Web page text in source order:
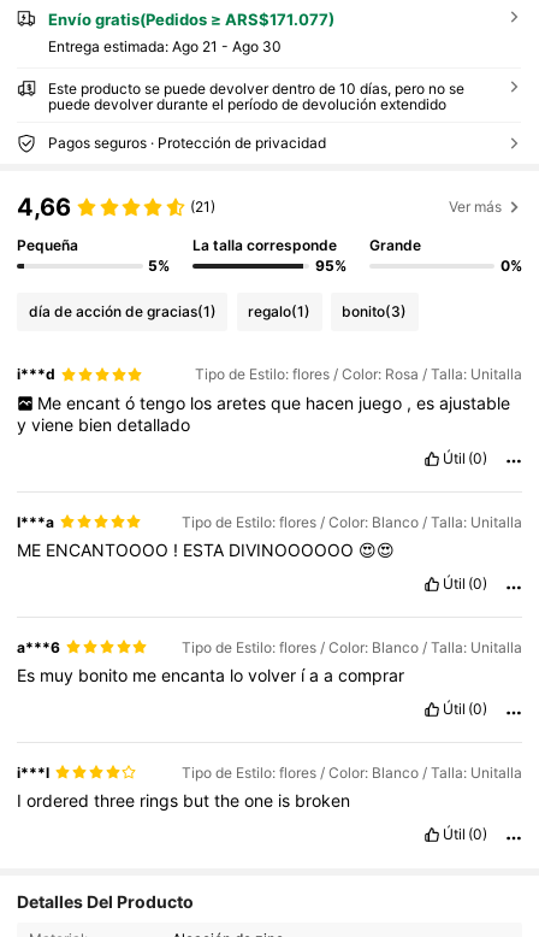
Envío gratis(Pedidos ≥ ARS$171.077)
Entrega estimada: Ago 21 - Ago 30
Este producto se puede devolver dentro de 10 días, pero no se
puede devolver durante el período de devolución extendido
Pagos seguros · Protección de privacidad
4,66 (21) Ver más
Pequeña
5%
La talla corresponde
95%
Grande
0%
día de acción de gracias(1) regalo(1) bonito(3)
i***d Tipo de Estilo: flores / Color: Rosa / Talla: Unitalla
Me encant ó tengo los aretes que hacen juego , es ajustable
yviene biendetallado
Útil (0)
I***a Tipo de Estilo: flores / Color: Blanco / Talla: Unitalla
ME ENCANTOOOO ! ESTA DIVINOOOOOO 😍😍
Útil (0)
a***6 Tipo de Estilo: flores / Color: Blanco / Talla: Unitalla
Es muy bonito meencanta lovolver íaacomprar
Útil (0)
i***l Tipo de Estilo: flores / Color: Blanco / Talla: Unitalla
Iorderedthree rings buttheone is broken
Útil (0)
Detalles Del Producto
4,91 6K Seguidores